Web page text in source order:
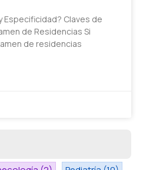
Especificidad? Claves de
de Residencias Si
de residencias